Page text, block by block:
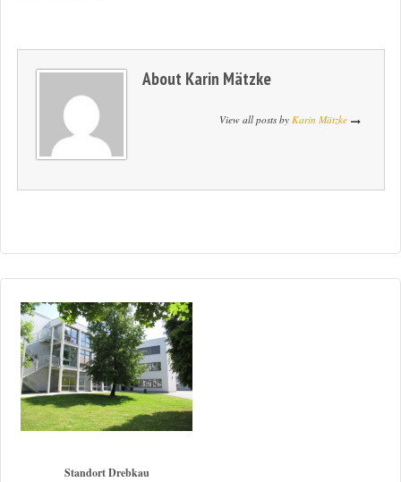
About Karin Mätzke
View all posts by Karin Mätzke
Standort Drebkau